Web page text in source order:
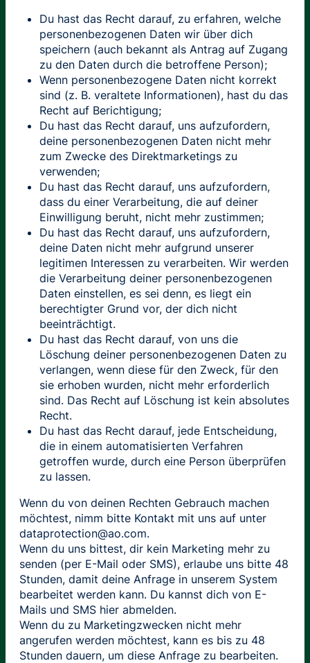
Du hast das Recht darauf, zu erfahren, welche
personenbezogenen Daten wir über dich
speichern (auch bekannt als Antrag auf Zugang
zu den Daten durch die betroffene Person);
Wenn personenbezogene Daten nicht korrekt
sind (z. B. veraltete Informationen), hast du das
Recht auf Berichtigung;
Du hast das Recht darauf, uns aufzufordern,
deine personenbezogenen Daten nicht mehr
zum Zwecke des Direktmarketings zu
verwenden;
Du hast das Recht darauf, uns aufzufordern,
dass du einer Verarbeitung, die auf deiner
Einwilligung beruht, nicht mehr zustimmen;
Du hast das Recht darauf, uns aufzufordern,
deine Daten nicht mehr aufgrund unserer
legitimen Interessen zu verarbeiten. Wir werden
die Verarbeitung deiner personenbezogenen
Daten einstellen, es sei denn, es liegt ein
berechtigter Grund vor, der dich nicht
beeinträchtigt.
Du hast das Recht darauf, von uns die
Löschung deiner personenbezogenen Daten zu
verlangen, wenn diese für den Zweck, für den
sie erhoben wurden, nicht mehr erforderlich
sind. Das Recht auf Löschung ist kein absolutes
Recht.
Du hast das Recht darauf, jede Entscheidung,
die in einem automatisierten Verfahren
getroffen wurde, durch eine Person überprüfen
zu lassen.
Wenn du von deinen Rechten Gebrauch machen
möchtest, nimm bitte Kontakt mit uns auf unter
dataprotection@ao.com.
Wenn du uns bittest, dir kein Marketing mehr zu
senden (per E-Mail oder SMS), erlaube uns bitte 48
Stunden, damit deine Anfrage in unserem System
bearbeitet werden kann. Du kannst dich von E-
Mails und SMS hier abmelden.
Wenn du zu Marketingzwecken nicht mehr
angerufen werden möchtest, kann es bis zu 48
Stunden dauern, um diese Anfrage zu bearbeiten.